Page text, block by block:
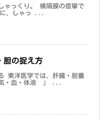
ゃっくり。 横隔膜の痙攣で
に、しゃっ ...
胆の捉え方
東洋医学では、肝臓・胆嚢
・血・体液 」 ...